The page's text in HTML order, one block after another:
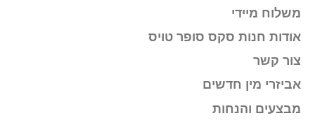
משלוח מיידי
אודות חנות סקס סופר טויס
צור קשר
אביזרי מין חדשים
מבצעים והנחות